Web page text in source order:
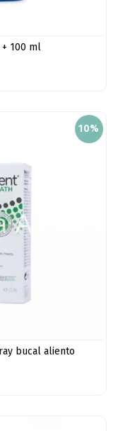
100 ml
10%
bucal aliento